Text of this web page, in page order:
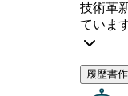
技術革
ています
履歴書